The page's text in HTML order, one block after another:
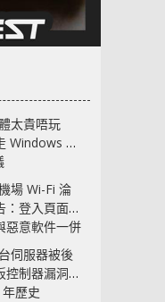
太貴唔玩
Windows 11
場 Wi-Fi 淪
登入頁面可
惡意軟件一併
伺服器被後
制器漏洞部
歷史